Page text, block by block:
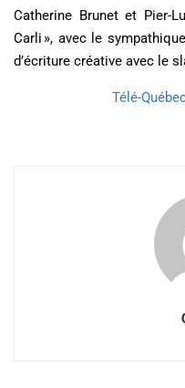
Catherine Brunet et Pier-
Carli », avec le
d’écriture créative avec le
Télé-